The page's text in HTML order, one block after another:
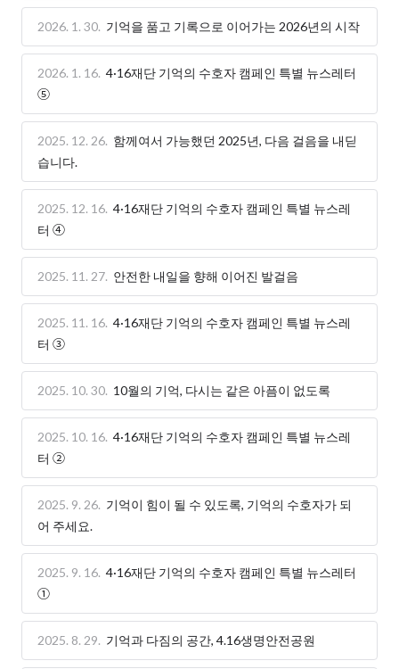
2026. 1. 30. 기억을 품고 기록으로 이어가는 2026년의 시작
2026. 1. 16. 4·16재단 기억의 수호자 캠페인 특별 뉴스레터
⑤
2025. 12. 26. 함께여서 가능했던 2025년, 다음 걸음을 내딛
습니다.
2025. 12. 16. 4·16재단 기억의 수호자 캠페인 특별 뉴스레
터 ④
2025. 11. 27. 안전한 내일을 향해 이어진 발걸음
2025. 11. 16. 4·16재단 기억의 수호자 캠페인 특별 뉴스레
터 ③
2025. 10. 30. 10월의 기억, 다시는 같은 아픔이 없도록
2025. 10. 16. 4·16재단 기억의 수호자 캠페인 특별 뉴스레
터 ②
2025. 9. 26. 기억이 힘이 될 수 있도록, 기억의 수호자가 되
어 주세요.
2025. 9. 16. 4·16재단 기억의 수호자 캠페인 특별 뉴스레터
➀
2025. 8. 29. 기억과 다짐의 공간, 4.16생명안전공원